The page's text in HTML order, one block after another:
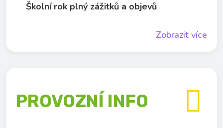
Školní rok plný zážitků a objevů
Zobrazit více
PROVOZNÍ INFO 